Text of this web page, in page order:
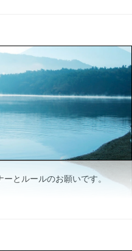
ーとルールのお願いです。